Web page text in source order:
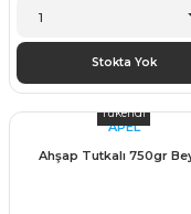
Stokta Yok
Tükendi
APEL
Ahşap Tutkalı 750gr